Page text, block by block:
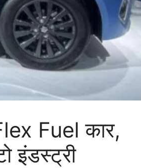
Fuel कार,
इंडस्ट्री